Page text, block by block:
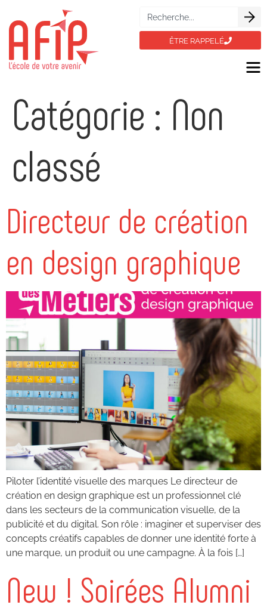
ÊTRE RAPPELÉ
Catégorie : Non
classé
Directeur de création
en design graphique
Piloter l’identité visuelle des marques Le directeur de
création en design graphique est un professionnel clé
dans les secteurs de la communication visuelle, de la
publicité et du digital. Son rôle : imaginer et superviser des
concepts créatifs capables de donner une identité forte à
une marque, un produit ou une campagne. À la fois […]
New ! Soirées Alumni